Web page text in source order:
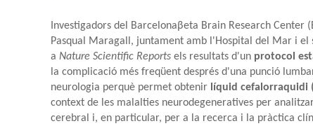
nvestigadors del Barcelonaβeta Brain Research Center
Pasqual Maragall, juntament amb l'Hospital del Mar i
a Nature Scientific Reports els resultats d'un protocol
la complicació més freqüent després d'una punció
neurologia perquè permet obtenir líquid cefalorraquidi
context de les malalties neurodegeneratives per
cerebral i, en particular, per a la recerca i la pràctica